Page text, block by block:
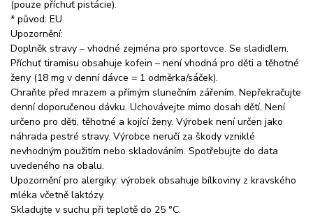
(pouze příchuť pistácie).
* původ: EU
Upozornění:
Doplněk stravy – vhodné zejména pro sportovce. Se sladidlem.
Příchuť tiramisu obsahuje kofein – není vhodná pro děti a těhotné
ženy (18 mg v denní dávce = 1 odměrka/sáček).
Chraňte před mrazem a přímým slunečním zářením. Nepřekračujte
denní doporučenou dávku. Uchovávejte mimo dosah dětí. Není
určeno pro děti, těhotné a kojící ženy. Výrobek není určen jako
náhrada pestré stravy. Výrobce neručí za škody vzniklé
nevhodným použitím nebo skladováním. Spotřebujte do data
uvedeného na obalu.
Upozornění pro alergiky: výrobek obsahuje bílkoviny z kravského
mléka včetně laktózy.
Skladujte v suchu při teplotě do 25 °C.